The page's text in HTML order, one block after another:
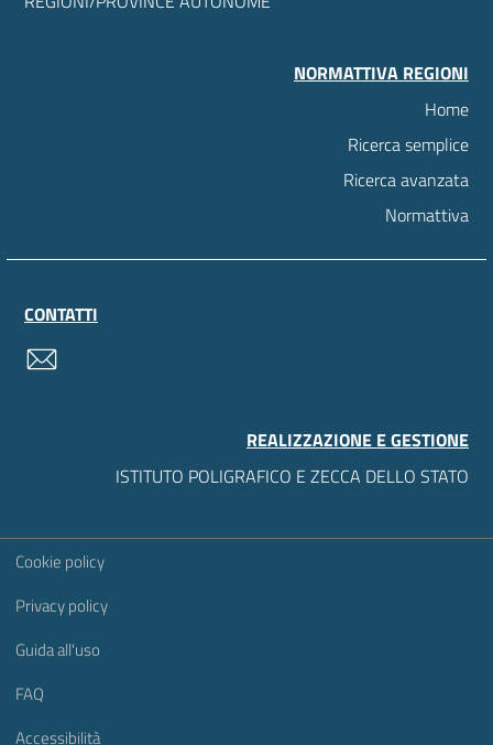
NORMATTIVA REGIONI
Home
Ricerca semplice
Ricerca avanzata
Normattiva
CONTATTI
REALIZZAZIONE E GESTIONE
ISTITUTO POLIGRAFICO E ZECCA DELLO STATO
Sezione Link Utili
Cookie policy
Privacy policy
Guida all'uso
FAQ
Accessibilità